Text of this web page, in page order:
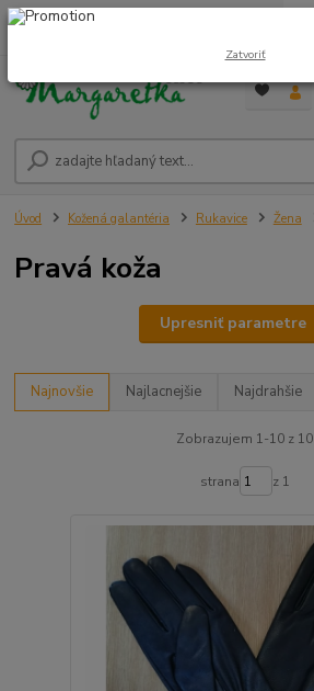
0948 236 042
Úvod Kožená galantéria Rukavice Žena
Pravá koža
Upresniť parametre
Najnovšie Najlacnejšie Najdrahšie
Zobrazujem 1-10 z 10
strana z 1
Zatvoriť